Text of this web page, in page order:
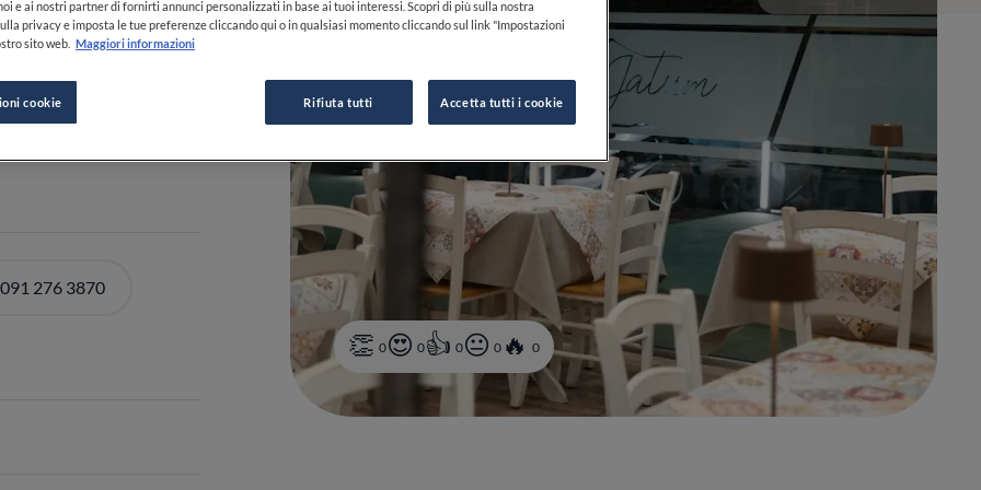
0 0 0 0 0
276 3870
e ai nostri partner di fornirti annunci personalizzati in base ai tuoi interessi. Scopri di più sulla nostra
privacy e imposta le tue preferenze cliccando qui o in qualsiasi momento cliccando sul link "Impostazioni
sito web. Maggiori informazioni
cookie Rifiuta tutti Accetta tutti i cookie